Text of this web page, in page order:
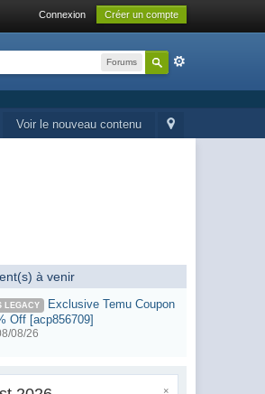
Connexion Créer un compte
Forums
Voir le nouveau contenu
à venir
LEGACY
Exclusive Temu Coupon
Off [acp856709]
08/26
×